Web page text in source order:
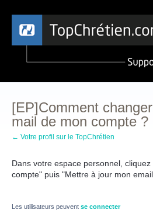
[EP]Comment
mail de mon compte ?
← Votre profil sur le TopChrétien
Dans votre espace personnel,
compte" puis "Mettre à jour mon
Les utilisateurs peuvent se connecter